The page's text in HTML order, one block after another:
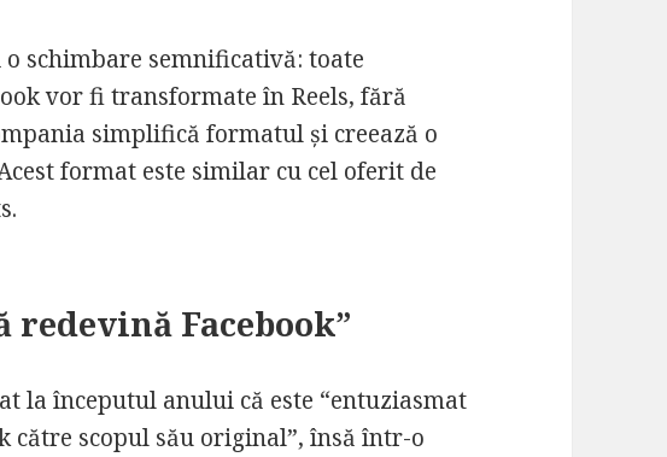
schimbare semnificativă: toate
vor fi transformate în Reels, fără
simplifică formatul și creează o
format este similar cu cel oferit de
redevină Facebook”
la începutul anului că este “entuziasmat
către scopul său original”, însă într-o